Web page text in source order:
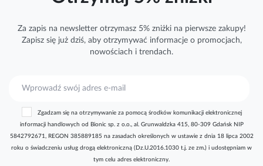
Za zapis na newsletter otrzymasz 5% zniżki na pierwsze zakupy!
Zapisz się już dziś, aby otrzymywać informacjeo promocjach,
nowościach i trendach.
r
y
Zgadzam się na otrzymywanie za pomocą środków komunikacji elektronicznej
informacji handlowych od Bionic sp. z o.o., al. Grunwaldzka 415, 80-309 Gdańsk NIP
5842792671, REGON 385889185 na zasadach określonych w ustawie z dnia 18 lipca 2002
roku o świadczeniu usług drogą elektroniczną (Dz.U.2016.1030 t.j. ze zm.) i udostępniam w
tym celu adres elektroniczny.